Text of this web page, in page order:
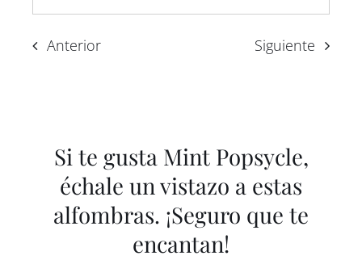
Anterior Siguiente
Si te gusta Mint Popsycle,
échale un vistazo a estas
alfombras. ¡Seguro que te
encantan!